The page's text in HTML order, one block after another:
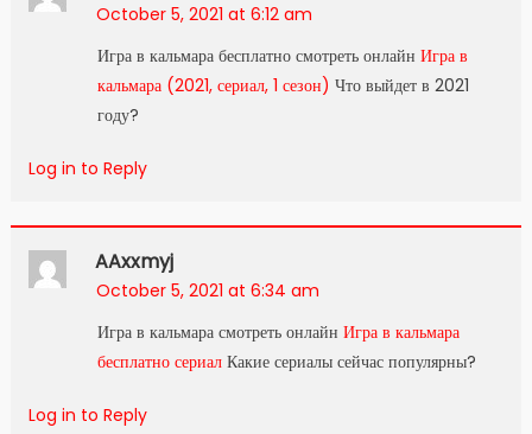
October 5, 2021 at 6:12 am
Игра в кальмара бесплатно смотреть онлайн Игра в
кальмара (2021, сериал, 1 сезон) Что выйдет в 2021
году?
Log in to Reply
AAxxmyj
October 5, 2021 at 6:34 am
Игра в кальмара смотреть онлайн Игра в кальмара
бесплатно сериалКакие сериалы сейчас популярны?
Log in to Reply